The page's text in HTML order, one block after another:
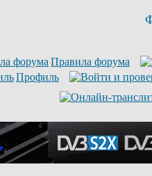
Правила форума
Профиль